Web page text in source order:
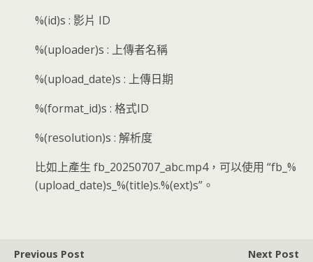
%(id)s : 影片 ID
%(uploader)s : 上傳者名稱
%(upload_date)s : 上傳日期
%(format_id)s : 格式ID
%(resolution)s : 解析度
比如上產生 fb_20250707_abc.mp4，可以使用 “fb_%
(upload_date)s_%(title)s.%(ext)s”。
Previous Post
Next Post